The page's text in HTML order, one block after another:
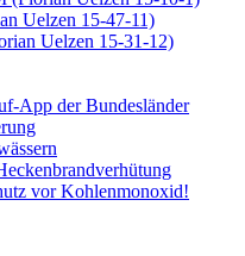
Uelzen 15-47-11)
Uelzen 15-31-12)
App der Bundesländer
vor Kohlenmonoxid!